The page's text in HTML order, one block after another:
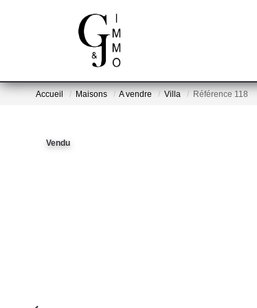
Accueil Maisons A vendre Villa Référence 118
Vendu